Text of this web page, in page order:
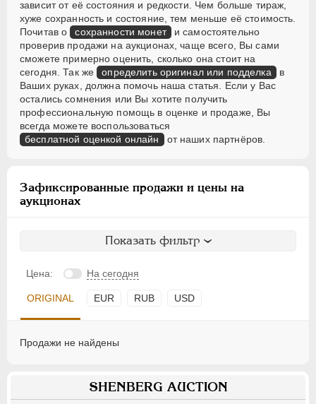
зависит от её состояния и редкости. Чем больше тираж,
хуже сохранность и состояние, тем меньше её стоимость.
Почитав о сохранности монет и самостоятельно
проверив продажи на аукционах, чаще всего, Вы сами
сможете примерно оценить, сколько она стоит на
сегодня. Так же определить оригинал или подделка в
Ваших руках, должна помочь наша статья. Если у Вас
остались сомнения или Вы хотите получить
профессиональную помощь в оценке и продаже, Вы
всегда можете воспользоваться
бесплатной оценкой онлайн от наших партнёров.
Зафиксированные продажи и цены на
аукционах
Показать фильтр
Цена: На сегодня
ORIGINAL EUR RUB USD
Продажи не найдены
SHENBERG AUCTION